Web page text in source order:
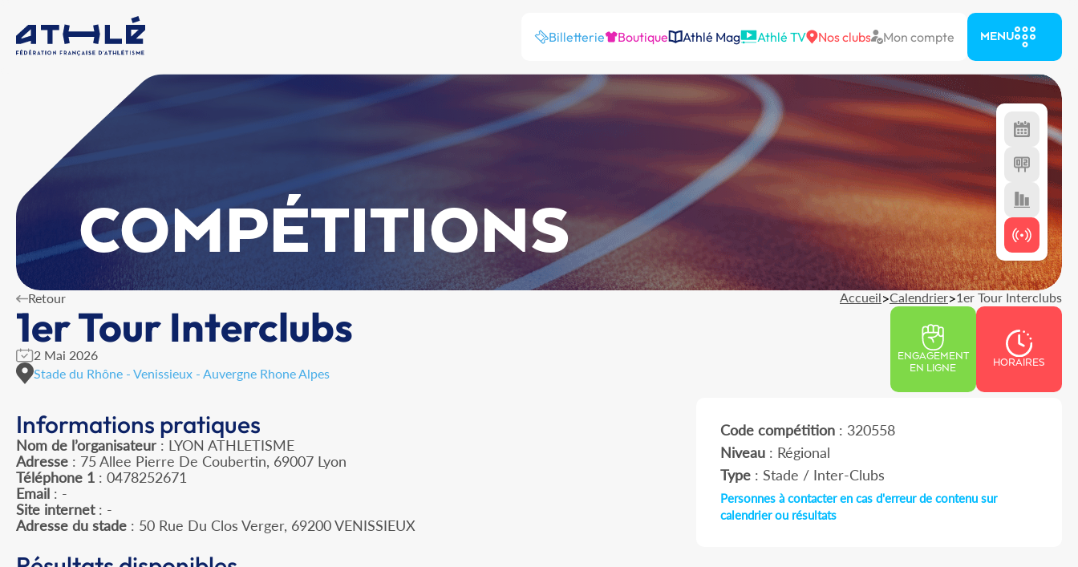
Billetterie Boutique Athlé Mag Athlé TV Nos clubs Mon compte MENU
COMPÉTITIONS
Retour Accueil>Calendrier>1er Tour Interclubs
1er Tour Interclubs
2 Mai 2026
Stade du Rhône - Venissieux - Auvergne Rhone Alpes
ENGAGEMENT
EN LIGNE
HORAIRES
Informations pratiques
Nom de l’organisateur : LYON ATHLETISME
Adresse : 75 Allee Pierre De Coubertin, 69007 Lyon
Téléphone 1 : 0478252671
Email : -
Site internet: -
Adresse du stade : 50 Rue Du Clos Verger, 69200 VENISSIEUX
Code compétition: 320558
Niveau: Régional
Type: Stade / Inter-Clubs
Personnes à contacter en cas d'erreur de contenu sur
calendrier ou résultats